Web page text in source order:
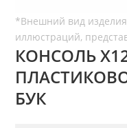
КОНСОЛЬ
БУК